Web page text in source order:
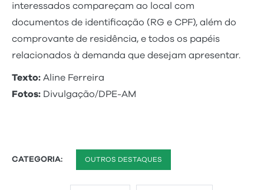
interessados compareçam ao local com
documentos de identificação (RG e CPF), além do
comprovante de residência, e todos os papéis
relacionados à demanda que desejam apresentar.
Texto: Aline Ferreira
Fotos: Divulgação/DPE-AM
CATEGORIA: OUTROS DESTAQUES